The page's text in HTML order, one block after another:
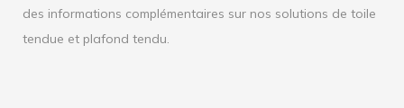
des informations complémentaires sur nos solutions de toile
tendue et plafond tendu.